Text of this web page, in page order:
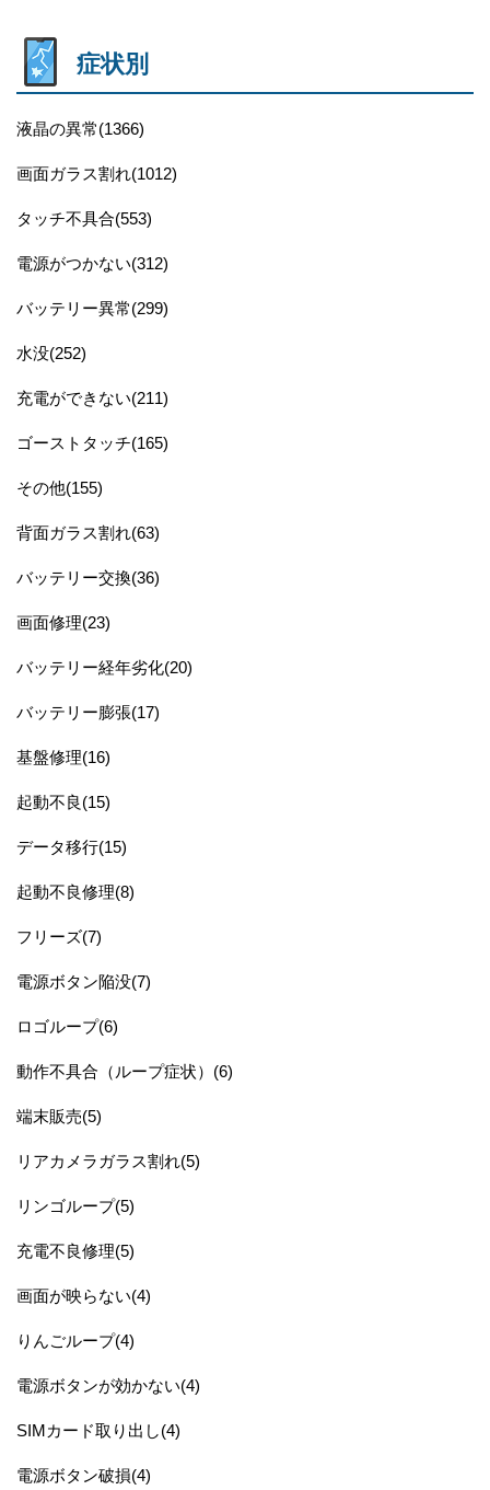
症状別
液晶の異常(1366)
画面ガラス割れ(1012)
タッチ不具合(553)
電源がつかない(312)
バッテリー異常(299)
水没(252)
充電ができない(211)
ゴーストタッチ(165)
その他(155)
背面ガラス割れ(63)
バッテリー交換(36)
画面修理(23)
バッテリー経年劣化(20)
バッテリー膨張(17)
基盤修理(16)
起動不良(15)
データ移行(15)
起動不良修理(8)
フリーズ(7)
電源ボタン陥没(7)
ロゴループ(6)
動作不具合（ループ症状）(6)
端末販売(5)
リアカメラガラス割れ(5)
リンゴループ(5)
充電不良修理(5)
画面が映らない(4)
りんごループ(4)
電源ボタンが効かない(4)
SIMカード取り出し(4)
電源ボタン破損(4)